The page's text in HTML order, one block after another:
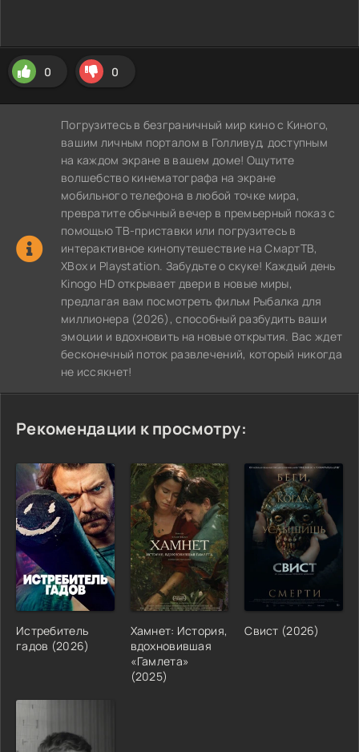
0 0
Погрузитесь в безграничный мир кино с Киного,
вашим личным порталом в Голливуд, доступным
на каждом экране в вашем доме! Ощутите
волшебство кинематографа на экране
мобильного телефона в любой точке мира,
превратите обычный вечер в премьерный показ с
помощью ТВ-приставки или погрузитесь в
интерактивное кинопутешествие на СмартТВ,
XBox и Playstation. Забудьте о скуке! Каждый день
Kinogo HD открывает двери в новые миры,
предлагая вам посмотреть фильм Рыбалка для
миллионера (2026), способный разбудить ваши
эмоции и вдохновить на новые открытия. Вас ждет
бесконечный поток развлечений, который никогда
не иссякнет!
Рекомендации к просмотру:
Истребитель
гадов (2026)
Хамнет: История,
вдохновившая
«Гамлета»
(2025)
Свист (2026)